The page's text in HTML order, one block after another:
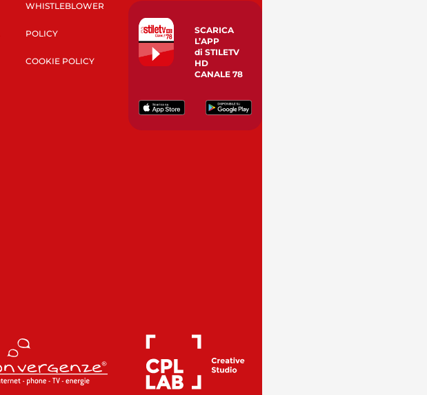
WHISTLEBLOWER
POLICY
COOKIE POLICY
SCARICA
L’APP
di STILETV
HD
CANALE 78